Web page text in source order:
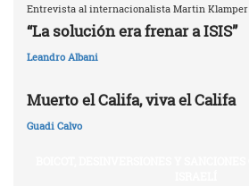
Entrevista al internacionalista Martin Klamper
“La solución era frenar a ISIS”
Leandro Albani
Muerto el Califa, viva el Califa
Guadi Calvo